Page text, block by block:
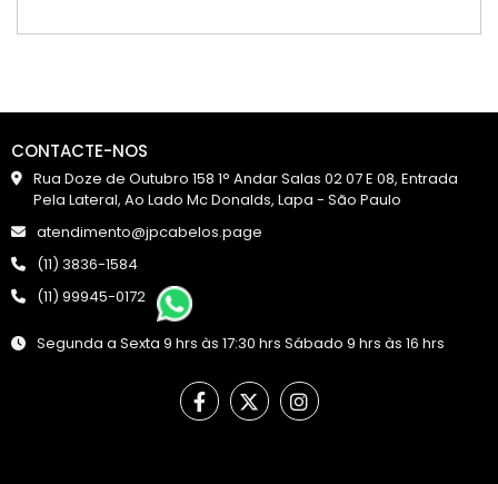
CONTACTE-NOS
Rua Doze de Outubro 158 1° Andar Salas 02 07 E 08, Entrada
Pela Lateral, Ao Lado Mc Donalds, Lapa - São Paulo
atendimento@jpcabelos.page
(11) 3836-1584
(11) 99945-0172
Segunda a Sexta 9 hrs às 17:30 hrs Sábado 9 hrs às 16 hrs